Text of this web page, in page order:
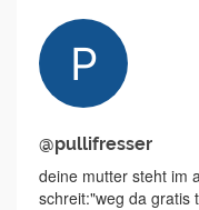
@pullifresser
deine mutter steht im
schreit:"weg da gratis